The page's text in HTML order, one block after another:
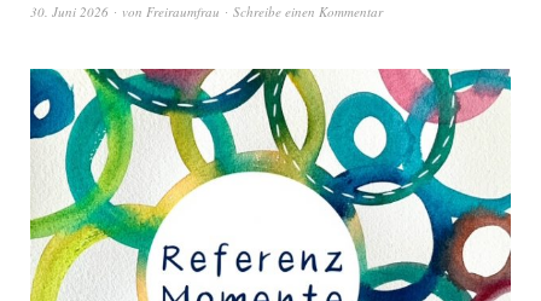
30. Juni 2026 von Freiraumfrau Schreibe einen Kommentar